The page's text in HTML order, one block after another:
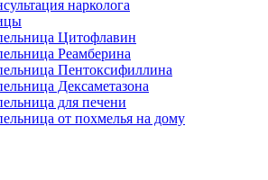
нарколога
Цитофлавин
Реамберина
Пентоксифиллина
Дексаметазона
для печени
от похмелья на дому